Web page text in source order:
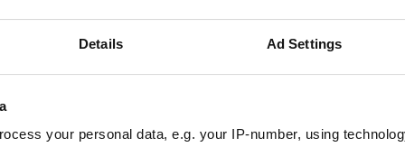
Details Ad Settings
your personal data, e.g. your IP-number, using
avis